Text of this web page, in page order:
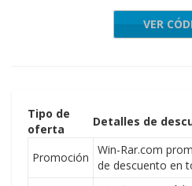
VER
Tipo de
oferta
Detalles de
Promoción
Win-Rar.com
de descuento en